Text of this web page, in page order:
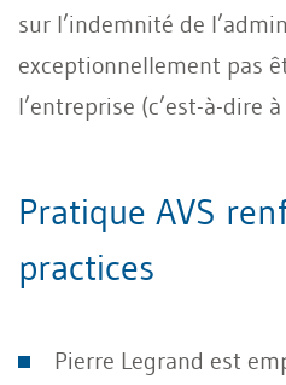
sur l’indemnité de
exceptionnellement pas
l’entreprise (c’est-à-dire
Pratique AVS
practices
Pierre Legrand est